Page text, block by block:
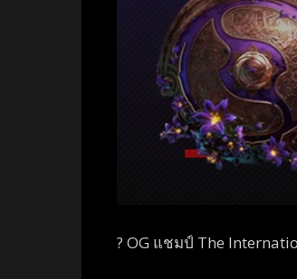
? OG แชมป์ The